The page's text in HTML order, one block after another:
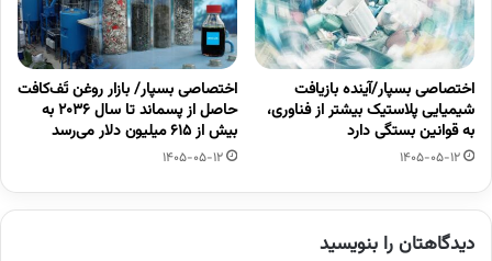
اختصاصی بسپار/آینده بازیافت
شیمیایی پلاستیک بیشتر از فناوری،
به قوانین بستگی دارد
1405-05-12
اختصاصی بسپار/ بازار روغن تَف‌کافت
حاصل از پسماند تا سال ۲۰۳۶ به
بیش از ۶۱۵ میلیون دلار می‌رسد
1405-05-12
دیدگاهتان را بنویسید